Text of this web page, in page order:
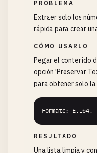
PROBLEMA
Extraer solo los
rápida para crear
CÓMO USARLO
Pegar el contenido
opción 'Preservar
para obtener solo la
Formato:
RESULTADO
Una lista limpia y